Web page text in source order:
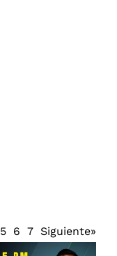
5 6 7 Siguiente»